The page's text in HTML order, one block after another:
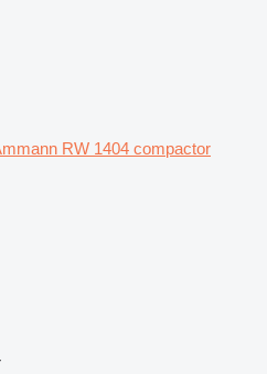
RW 1404 compactor